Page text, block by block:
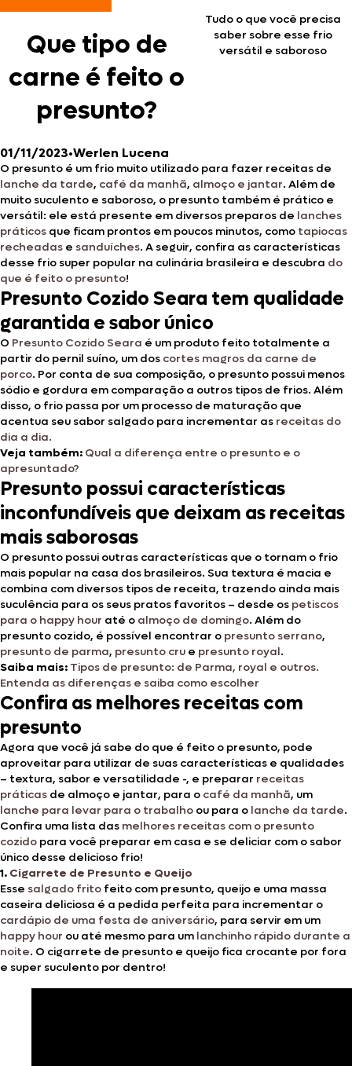
Que tipo de
carne é feito o
presunto?
Tudo o que você precisa
saber sobre esse frio
versátil e saboroso
01/11/2023•Werlen Lucena
O presunto é um frio muito utilizado para fazer receitas de
lanche da tarde, café da manhã, almoço e jantar. Além de
muito suculento e saboroso, o presunto também é prático e
versátil: ele está presente em diversos preparos de lanches
práticos que ficam prontos em poucos minutos, como tapiocas
recheadas e sanduíches. A seguir, confira as características
desse frio super popular na culinária brasileira e descubra do
que é feito o presunto!
Presunto Cozido Seara tem qualidade
garantida e sabor único
O Presunto Cozido Seara é um produto feito totalmente a
partir do pernil suíno, um dos cortes magros da carne de
porco. Por conta de sua composição, o presunto possui menos
sódio e gordura em comparação a outros tipos de frios. Além
disso, o frio passa por um processo de maturação que
acentua seu sabor salgado para incrementar as receitas do
dia a dia.
Veja também: Qual a diferença entre o presunto e o
apresuntado?
Presunto possui características
inconfundíveis que deixam as receitas
mais saborosas
O presunto possui outras características que o tornam o frio
mais popular na casa dos brasileiros. Sua textura é macia e
combina com diversos tipos de receita, trazendo ainda mais
suculência para os seus pratos favoritos – desde os petiscos
para o happy hour até o almoço de domingo. Além do
presunto cozido, é possível encontrar o presunto serrano,
presunto de parma, presunto cru e presunto royal.
Saiba mais: Tipos de presunto: de Parma, royal e outros.
Entenda as diferenças e saiba como escolher
Confira as melhores receitas com
presunto
Agora que você já sabe do que é feito o presunto, pode
aproveitar para utilizar de suas características e qualidades
– textura, sabor e versatilidade -, e preparar receitas
práticas de almoço e jantar, para o café da manhã, um
lanche para levar para o trabalho ou para o lanche da tarde.
Confira uma lista das melhores receitas com o presunto
cozido para você preparar em casa e se deliciar com o sabor
único desse delicioso frio!
1. Cigarrete de Presunto e Queijo
Esse salgado frito feito com presunto, queijo e uma massa
caseira deliciosa é a pedida perfeita para incrementar o
cardápio de uma festa de aniversário, para servir em um
happy hour ou até mesmo para um lanchinho rápido durante a
noite. O cigarrete de presunto e queijo fica crocante por fora
e super suculento por dentro!